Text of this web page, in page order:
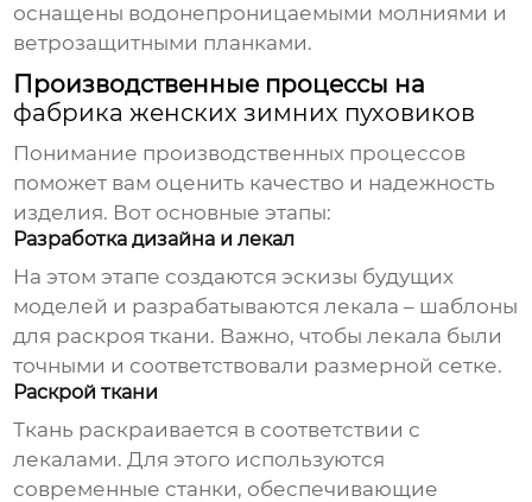
оснащены водонепроницаемыми молниями и
ветрозащитными планками.
Производственные процессы на
фабрика женских зимних пуховиков
Понимание производственных процессов
поможет вам оценить качество и надежность
изделия. Вот основные этапы:
Разработка дизайна и лекал
На этом этапе создаются эскизы будущих
моделей и разрабатываются лекала – шаблоны
для раскроя ткани. Важно, чтобы лекала были
точными и соответствовали размерной сетке.
Раскрой ткани
Ткань раскраивается в соответствии с
лекалами. Для этого используются
современные станки, обеспечивающие